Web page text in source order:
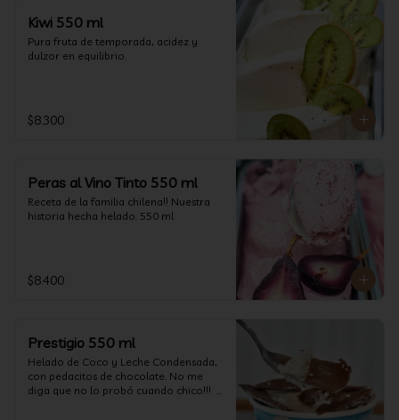
Kiwi 550 ml
Pura fruta de temporada, acidez y
dulzor en equilibrio.
$8.300
Peras al Vino Tinto 550 ml
Receta de la familia chilena!! Nuestra
historia hecha helado. 550 ml
$8.400
Prestigio 550 ml
Helado de Coco y Leche Condensada,
con pedacitos de chocolate. No me
diga que no lo probó cuando chico!!!